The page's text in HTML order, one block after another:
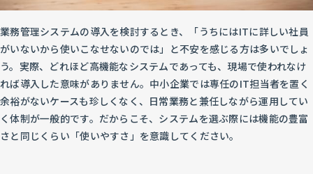
業務管理システムの導入を検討するとき、「うちにはITに詳しい社員
がいないから使いこなせないのでは」と不安を感じる方は多いでしょ
う。実際、どれほど高機能なシステムであっても、現場で使われなけ
れば導入した意味がありません。中小企業では専任のIT担当者を置く
余裕がないケースも珍しくなく、日常業務と兼任しながら運用してい
く体制が一般的です。だからこそ、システムを選ぶ際には機能の豊富
さと同じくらい「使いやすさ」を意識してください。